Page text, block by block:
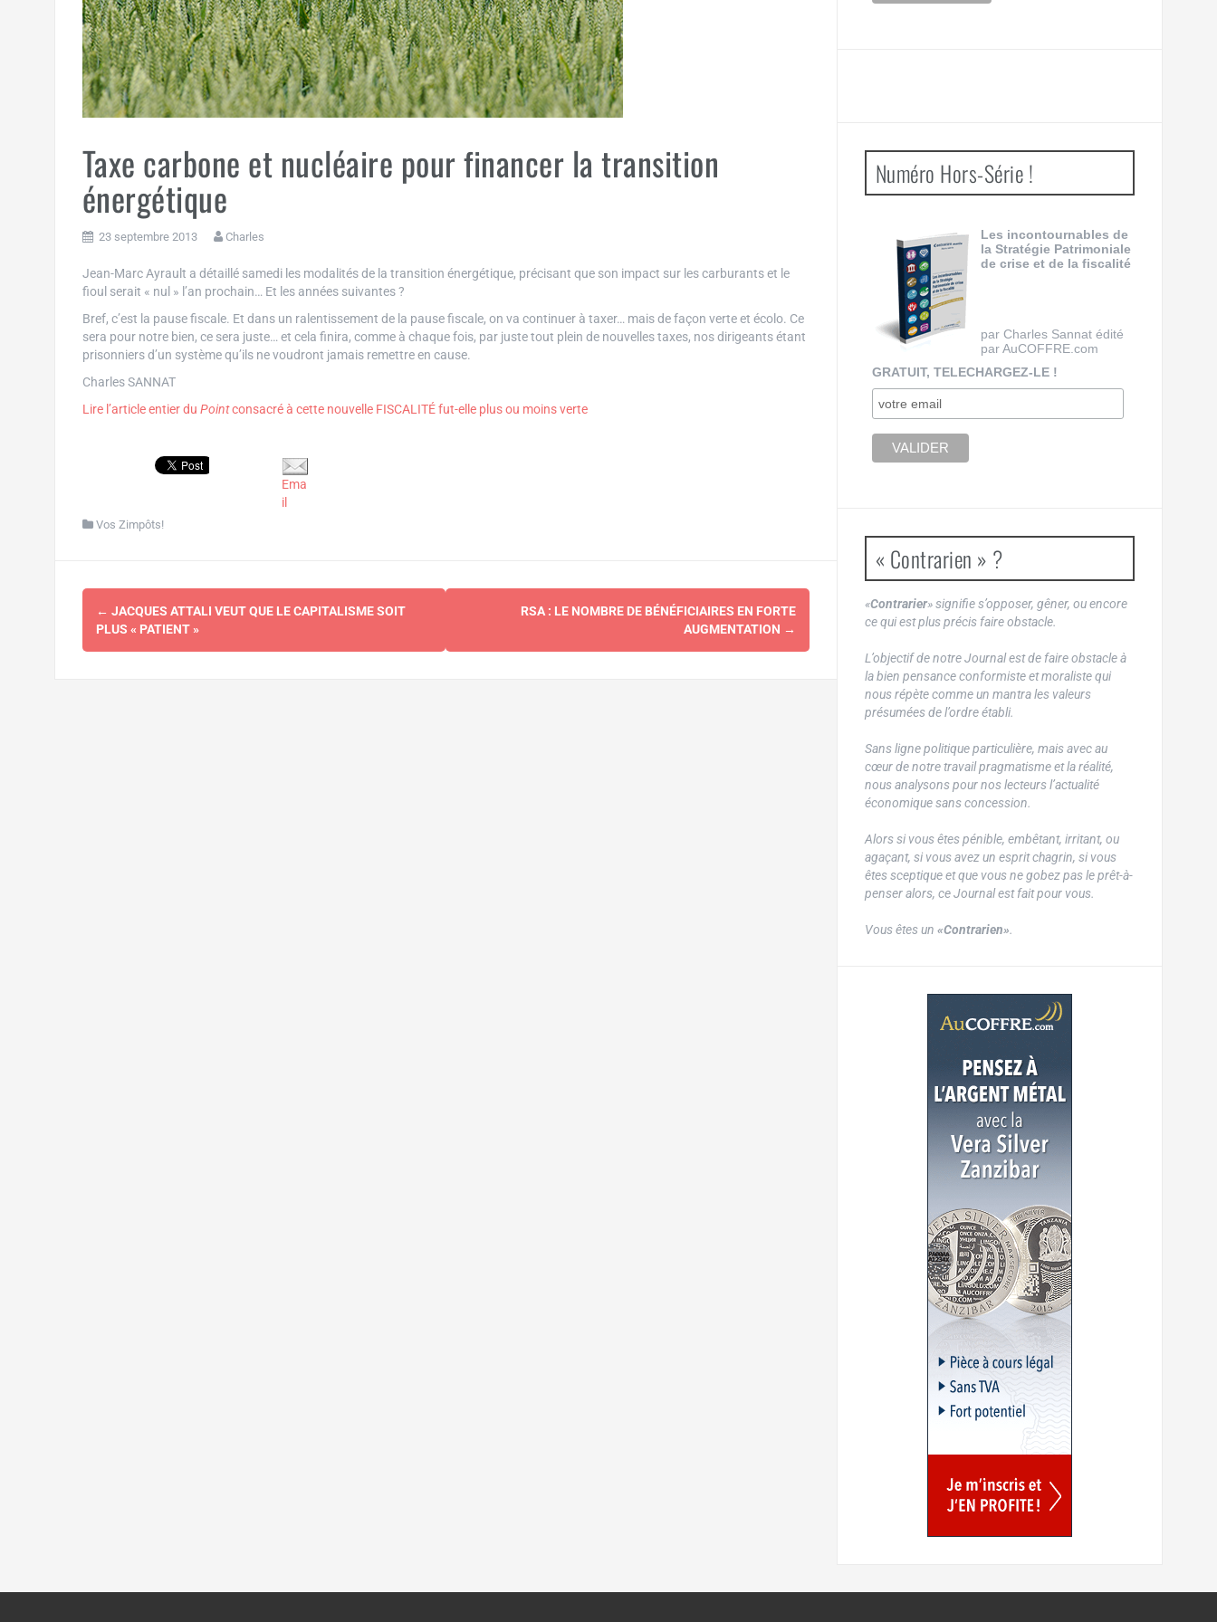
Taxe carbone et nucléaire pour financer la transition
énergétique
23 septembre 2013 Charles
Jean-Marc Ayrault a détaillé samedi les modalités de la transition énergétique, précisant que son impact sur les carburants et le
fioul serait « nul » l’an prochain… Et les années suivantes ?
Bref, c’est la pause fiscale. Et dans un ralentissement de la pause fiscale, on va continuer à taxer… mais de façon verte et écolo. Ce
sera pour notre bien, ce sera juste… et cela finira, comme à chaque fois, par juste tout plein de nouvelles taxes, nos dirigeants étant
prisonniers d’un système qu’ils ne voudront jamais remettre en cause.
Charles SANNAT
Lire l’article entier du Pointconsacré à cette nouvelle FISCALITÉ fut-elle plus ou moins verte
Ema
il
Vos Zimpôts!
Navigation
d'article
← JACQUES ATTALI VEUT QUE LE CAPITALISME SOIT
PLUS « PATIENT »
RSA : LE NOMBRE DE BÉNÉFICIAIRES EN FORTE
AUGMENTATION →
Numéro Hors-Série !
Les incontournables de
la Stratégie Patrimoniale
de crise et de la fiscalité
par Charles Sannat édité
par AuCOFFRE.com
GRATUIT, TELECHARGEZ-LE !
« Contrarien » ?
«Contrarier» signifie s’opposer, gêner, ou encore
ce qui est plus précis faire obstacle.
L’objectif de notre Journal est de faire obstacle à
la bien pensance conformiste et moraliste qui
nous répète comme un mantra les valeurs
présumées de l’ordre établi.
Sans ligne politique particulière, mais avec au
cœur de notre travail pragmatisme et la réalité,
nous analysons pour nos lecteurs l’actualité
économique sans concession.
Alors si vous êtes pénible, embêtant, irritant, ou
agaçant, si vous avez un esprit chagrin, si vous
êtes sceptique et que vous ne gobez pas le prêt-à-
penser alors, ce Journal est fait pour vous.
Vous êtes un «Contrarien».